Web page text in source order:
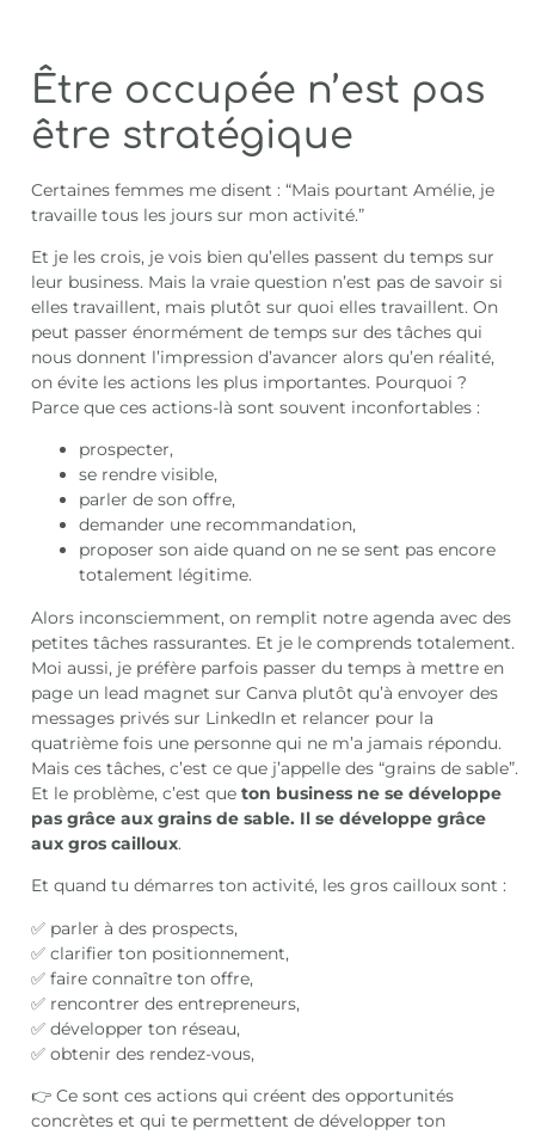
Être occupée n’est pas
être stratégique
Certaines femmes me disent : “Mais pourtant Amélie, je
travaille tous les jours sur mon activité.”
Et je les crois, je vois bien qu’elles passent du temps sur
leur business. Mais la vraie question n’est pas de savoir si
elles travaillent, mais plutôt sur quoi elles travaillent. On
peut passer énormément de temps sur des tâches qui
nous donnent l’impression d’avancer alors qu’en réalité,
on évite les actions les plus importantes. Pourquoi ?
Parce que ces actions-là sont souvent inconfortables :
prospecter,
se rendre visible,
parler de son offre,
demander une recommandation,
proposer son aide quand on ne se sent pas encore
totalement légitime.
Alors inconsciemment, on remplit notre agenda avec des
petites tâches rassurantes. Et je le comprends totalement.
Moi aussi, je préfère parfois passer du temps à mettre en
page un lead magnet sur Canva plutôt qu’à envoyer des
messages privés sur LinkedIn et relancer pour la
quatrième fois une personne qui ne m’a jamais répondu.
Mais ces tâches, c’est ce que j’appelle des “grains de sable”.
Et le problème, c’est que ton business ne se développe
pas grâce aux grains de sable. Il se développe grâce
aux gros cailloux.
Et quand tu démarres ton activité, les gros cailloux sont :
✅ parler à des prospects,
✅ clarifier ton positionnement,
✅ faire connaître ton offre,
✅ rencontrer des entrepreneurs,
✅ développer ton réseau,
✅ obtenir des rendez-vous,
👉 Ce sont ces actions qui créent des opportunités
concrètes et qui te permettent de développer ton